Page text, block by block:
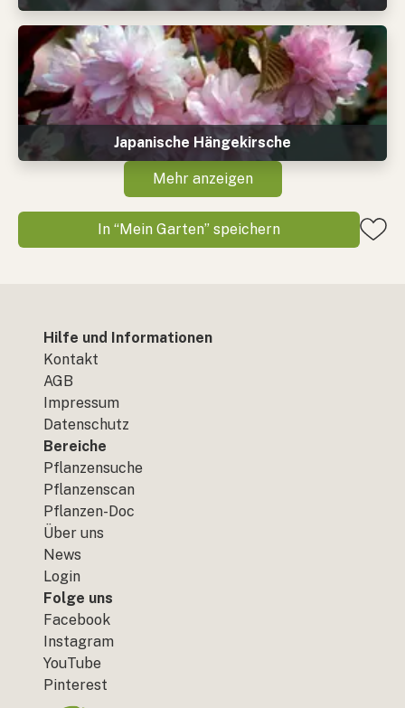
Japanische Hängekirsche
Mehr anzeigen
In “Mein Garten” speichern
Hilfe und Informationen
Kontakt
AGB
Impressum
Datenschutz
Bereiche
Pflanzensuche
Pflanzenscan
Pflanzen-Doc
Über uns
News
Login
Folge uns
Facebook
Instagram
YouTube
Pinterest